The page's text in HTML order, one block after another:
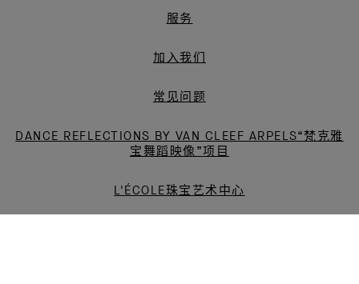
服务
加入我们
常见问题
DANCE REFLECTIONS BY VAN CLEEF ARPELS“梵克雅
宝舞蹈映像”项目
L'ÉCOLE珠宝艺术中心